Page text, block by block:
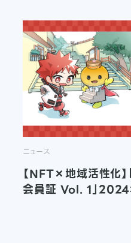
ニュース
【NFT×地域活性化】
会員証 Vol. 1」2024